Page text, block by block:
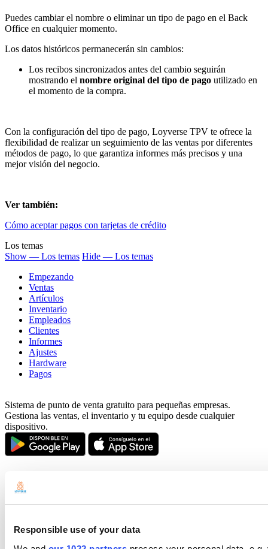
Responsible use of your data
Puedes cambiar el nombre o eliminar un tipo de pago en el Back
Office en cualquier momento.
Los datos históricos permanecerán sin cambios:
Los recibos sincronizados antes del cambio seguirán
mostrando el nombre original del tipo de pago utilizado en
el momento de la compra.
Con la configuración del tipo de pago, Loyverse TPV te ofrece la
flexibilidad de realizar un seguimiento de las ventas por diferentes
métodos de pago, lo que garantiza informes más precisos y una
mejor visión del negocio.
Ver también:
Cómo aceptar pagos con tarjetas de crédito
Los temas
Show — Los temas Hide — Los temas
Empezando
Ventas
Artículos
Inventario
Empleados
Clientes
Informes
Ajustes
Hardware
Pagos
Sistema de punto de venta gratuito para pequeñas empresas.
Gestiona las ventas, el inventario y tu equipo desde cualquier
dispositivo.